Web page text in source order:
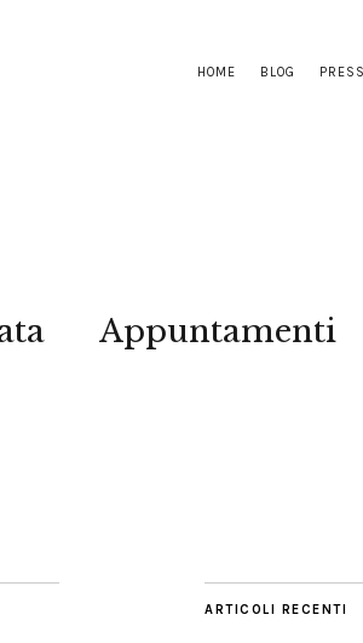
HOME BLOG
Appuntamenti
ARTICOLI RECENTI